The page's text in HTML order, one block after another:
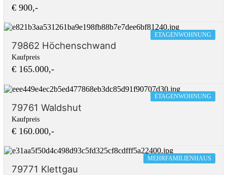
€ 900,-
ETAGENWOHNUNG
79862 Höchenschwand
Kaufpreis
€ 165.000,-
ETAGENWOHNUNG
79761 Waldshut
Kaufpreis
€ 160.000,-
MEHRFAMILIENHAUS
79771 Klettgau